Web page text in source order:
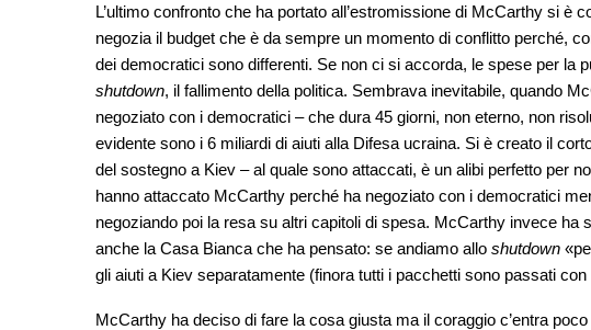
L’ultimo confronto che ha portato all’estromissione di McCarthy si è
negozia il budget che è da sempre un momento di conflitto perché,
dei democratici sono differenti. Se non ci si accorda, le spese per la
shutdown, il fallimento della politica. Sembrava inevitabile, quando
negoziato con i democratici – che dura 45 giorni, non eterno, non
evidente sono i 6 miliardi di aiuti alla Difesa ucraina. Si è creato il
del sostegno a Kiev – al quale sono attaccati, è un alibi perfetto per
hanno attaccato McCarthy perché ha negoziato con i democratici
negoziando poi la resa su altri capitoli di spesa. McCarthy invece ha
anche la Casa Bianca che ha pensato: se andiamo allo shutdown
gli aiuti a Kiev separatamente (finora tutti i pacchetti sono passati
McCarthy ha deciso di fare la cosa giusta ma il coraggio c’entra